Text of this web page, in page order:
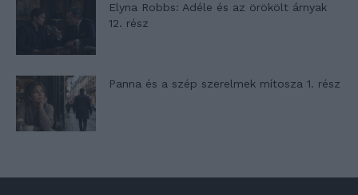
Elyna Robbs: Adéle és az örökölt árnyak
12. rész
Panna és a szép szerelmek mítosza 1. rész